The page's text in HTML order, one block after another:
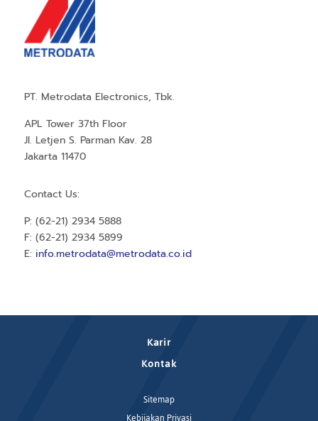
PT. Metrodata Electronics, Tbk.
APL Tower 37th Floor
Jl. Letjen S. Parman Kav. 28
Jakarta 11470
Contact Us:
P: (62-21) 2934 5888
F: (62-21) 2934 5899
E: info.metrodata@metrodata.co.id
Karir
Kontak
Sitemap